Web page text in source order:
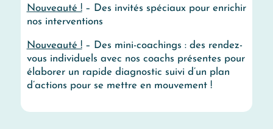
Nouveauté !– Des invités spéciauxpour enrichir
nos interventions
Nouveauté !– Des mini-coachings : des rendez-
vous individuels avec nos coachs présentes pour
élaborer un rapide diagnostic suivi d’un plan
d’actions pour se mettre en mouvement !